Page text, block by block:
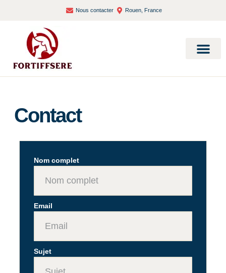
Nous contacter Rouen, France
Contact
Nom complet
Email
Sujet